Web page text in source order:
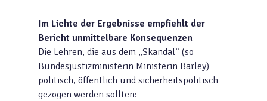
Im Lichte der Ergebnisse empfiehlt der
Bericht unmittelbare Konsequenzen
Die Lehren, die aus dem „Skandal“ (so
Bundesjustizministerin Ministerin Barley)
politisch, öffentlich und sicherheitspolitisch
gezogen werden sollten: